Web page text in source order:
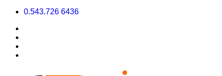
0.543.726 6436